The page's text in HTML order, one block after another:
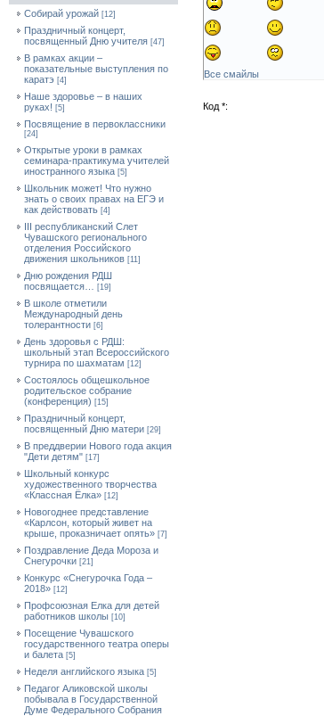
Собирай урожай [12]
Праздничный концерт,
посвященный Дню учителя [47]
В рамках акции –
показательные выступления по
каратэ [4]
Наше здоровье – в наших
руках! [5]
Посвящение в первоклассники
[24]
Открытые уроки в рамках
семинара-практикума учителей
иностранного языка [5]
Школьник может! Что нужно
знать о своих правах на ЕГЭ и
как действовать [4]
III республиканский Слет
Чувашского регионального
отделения Российского
движения школьников [11]
Дню рождения РДШ
посвящается…
[19]
В школе отметили
Международный день
толерантности [6]
День здоровья с РДШ:
школьный этап Всероссийского
турнира по шахматам [12]
Состоялось общешкольное
родительское собрание
(конференция) [15]
Праздничный концерт,
посвященный Дню матери [29]
В преддверии Нового года акция
"Дети детям" [17]
Школьный конкурс
художественного творчества
«Классная Ёлка» [12]
Новогоднее представление
«Карлсон, который живет на
крыше, проказничает опять» [7]
Поздравление Деда Мороза и
Снегурочки [21]
Конкурс «Снегурочка Года –
2018» [12]
Профсоюзная Елка для детей
работников школы [10]
Посещение Чувашского
государственного театра оперы
и балета [5]
Неделя английского языка [5]
Педагог Аликовской школы
побывала в Государственной
Думе Федерального Собрания
Все смайлы
Код *: